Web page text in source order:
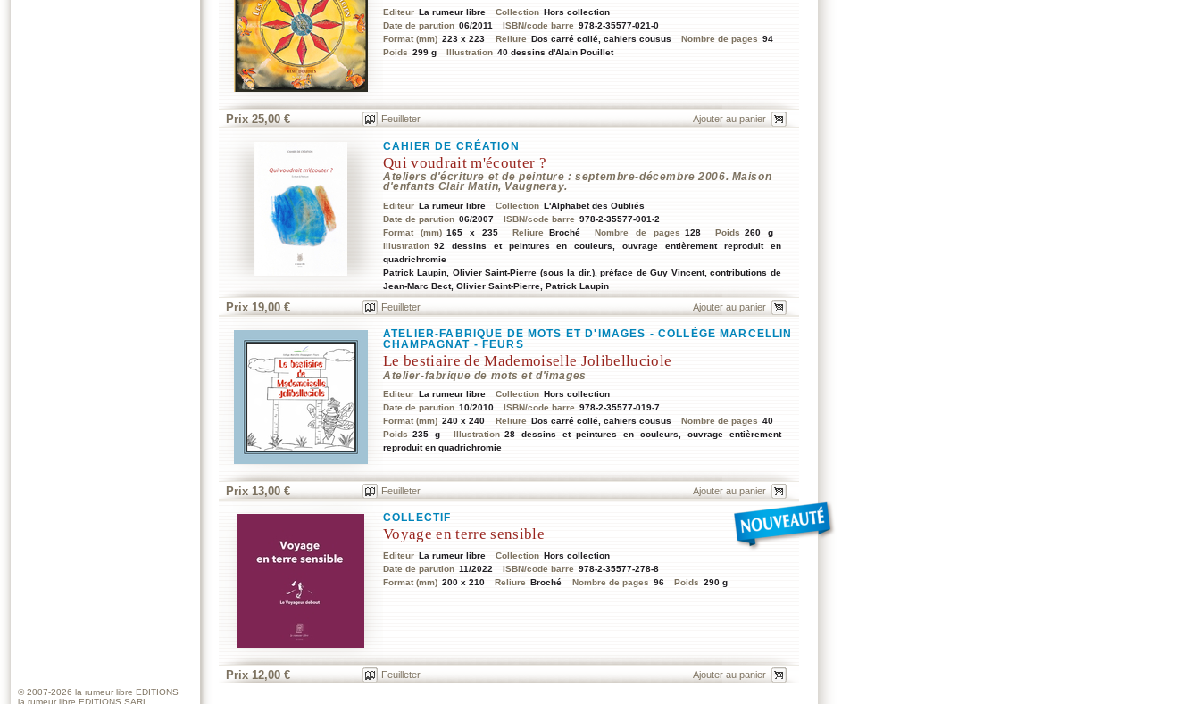
Editeur La rumeur libre Collection Hors collection
Date de parution 06/2011 ISBN/code barre 978-2-35577-021-0
Format (mm) 223 x 223 Reliure Dos carré collé, cahiers cousus Nombre de pages 94
Poids 299 g Illustration 40 dessins d'Alain Pouillet
Prix 25,00 € Feuilleter
CAHIER DE CRÉATION
Qui voudrait m'écouter ?
Ateliers d'écriture et de peinture : septembre-décembre 2006. Maison
d'enfants Clair Matin, Vaugneray.
Editeur La rumeur libre Collection L'Alphabet des Oubliés
Date de parution 06/2007 ISBN/code barre 978-2-35577-001-2
Format (mm) 165 x 235 Reliure Broché Nombre de pages 128 Poids 260 g
Illustration 92 dessins et peintures en couleurs, ouvrage entièrement reproduit en
quadrichromie
Patrick Laupin, Olivier Saint-Pierre (sous la dir.), préface de Guy Vincent, contributions de
Jean-Marc Bect, Olivier Saint-Pierre, Patrick Laupin
Prix 19,00 € Feuilleter
ATELIER-FABRIQUE DE MOTS ET D'IMAGES - COLLÈGE MARCELLIN
CHAMPAGNAT - FEURS
Le bestiaire de Mademoiselle Jolibelluciole
Atelier-fabrique de mots et d'images
Editeur La rumeur libre Collection Hors collection
Date de parution 10/2010 ISBN/code barre 978-2-35577-019-7
Format (mm) 240 x 240 Reliure Dos carré collé, cahiers cousus Nombre de pages 40
Poids 235 g Illustration 28 dessins et peintures en couleurs, ouvrage entièrement
reproduit en quadrichromie
Prix 13,00 € Feuilleter
COLLECTIF
Voyage en terre sensible
Editeur La rumeur libre Collection Hors collection
Date de parution 11/2022 ISBN/code barre 978-2-35577-278-8
Format (mm) 200 x 210 Reliure Broché Nombre de pages 96 Poids 290 g
Prix 12,00 € Feuilleter
© 2007-2026 la rumeur libre EDITIONS
la rumeur libre EDITIONS SARL